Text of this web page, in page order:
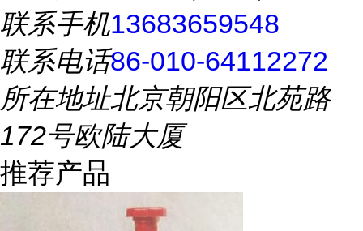
联系手机13683659548
联系电话86-010-64112272
所在地址北京朝阳区北苑路
172号欧陆大厦
推荐产品